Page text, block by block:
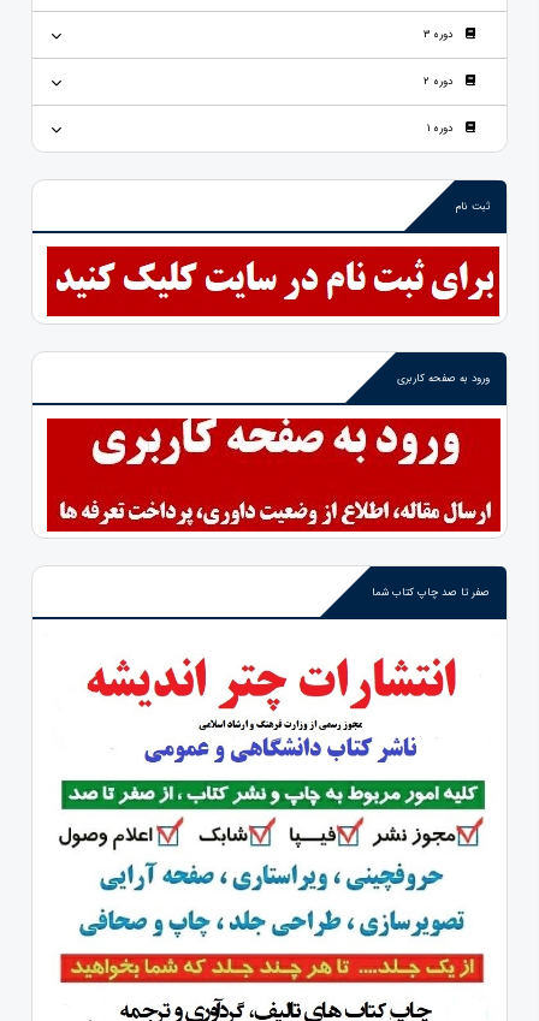
دوره 3
دوره 2
دوره 1
ثبت نام
ورود به صفحه کاربری
صفر تا صد چاپ کتاب شما